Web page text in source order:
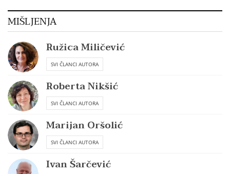
MIŠLJENJA
Ružica Miličević
SVI ČLANCI AUTORA
Roberta Nikšić
SVI ČLANCI AUTORA
Marijan Oršolić
SVI ČLANCI AUTORA
Ivan Šarčević